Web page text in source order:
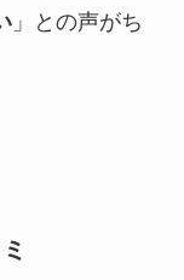
」との声がち